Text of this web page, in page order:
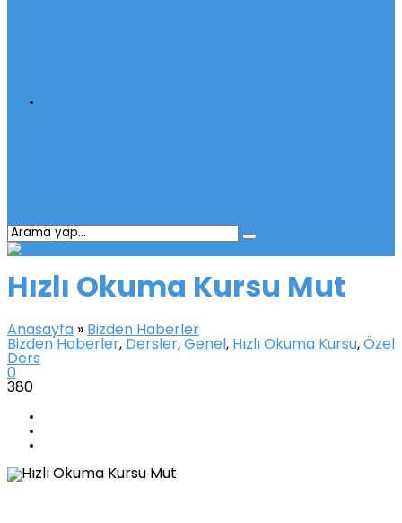
Hızlı Okuma Kursu Mut
Anasayfa » Bizden Haberler
Bizden Haberler, Dersler, Genel , Hızlı Okuma Kursu, Özel
Ders
0
380